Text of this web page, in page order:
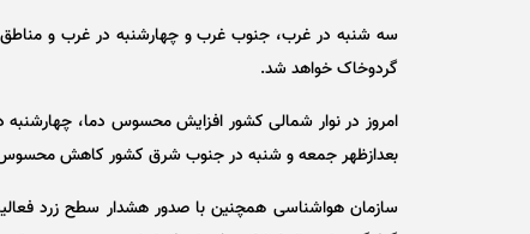
سه شنبه در غرب، جنوب غرب و چهارشنبه در غرب و
گردوخاک خواهد شد.
امروز در نوار شمالی کشور افزایش محسوس دما،
بعدازظهر جمعه و شنبه در جنوب شرق کشور کاهش محسوس
سازمان هواشناسی همچنین با صدور هشدار سطح زرد